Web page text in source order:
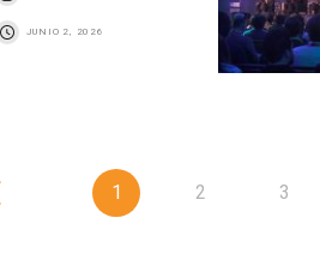
JUNIO 2, 2026
1 2 3